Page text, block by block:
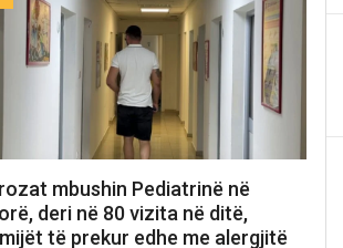
mbushin Pediatrinë në
deri në 80 vizita në ditë,
të prekur edhe me alergjitë